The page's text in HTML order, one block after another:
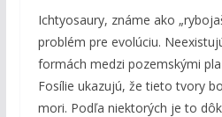
Ichtyosaury, známe ako
problém pre evolúciu.
formách medzi pozemskými
Fosílie ukazujú, že tieto tvory
mori. Podľa niektorých je to